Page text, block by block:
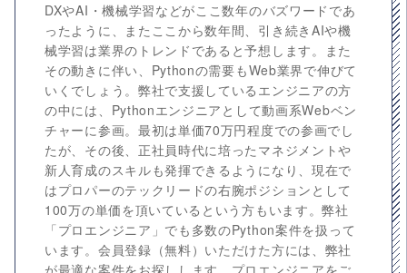
DXやAI・機械学習などがここ数年のバズワードであ
ったように、またここから数年間、引き続きAIや機
械学習は業界のトレンドであると予想します。また
その動きに伴い、Pythonの需要もWeb業界で伸びて
いくでしょう。弊社で支援しているエンジニアの方
の中には、Pythonエンジニアとして動画系Webベン
チャーに参画。最初は単価70万円程度での参画でし
たが、その後、正社員時代に培ったマネジメントや
新人育成のスキルも発揮できるようになり、現在で
はプロパーのテックリードの右腕ポジションとして
100万の単価を頂いているという方もいます。弊社
「プロエンジニア」でも多数のPython案件を扱って
います。会員登録（無料）いただけた方には、弊社